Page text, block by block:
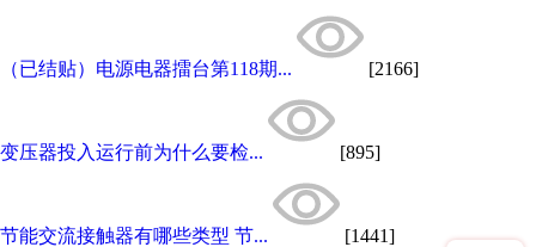
（已结贴）电源电器擂台第118期... [2166]
变压器投入运行前为什么要检... [895]
节能交流接触器有哪些类型 节... [1441]